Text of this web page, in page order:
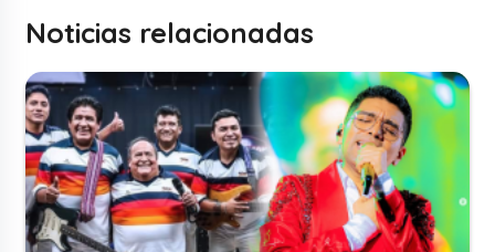
Noticias relacionadas